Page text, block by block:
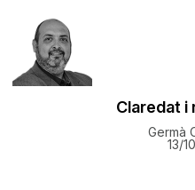
Claredat i
Germà
13/